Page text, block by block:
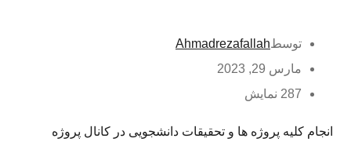
توسطAhmadrezafallah
مارس 29, 2023
287 نمایش
انجام کلیه پروژه ها و تحقیقات دانشجویی در کانال پروژه